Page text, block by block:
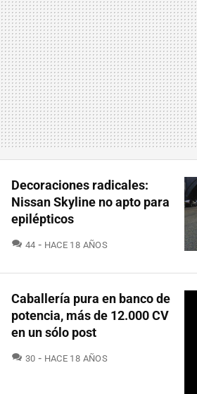
Decoraciones radicales:
Nissan Skyline no apto para
epilépticos
44 COMENTARIOS
HACE 18 AÑOS
Caballería pura en banco de
potencia, más de 12.000 CV
en un sólo post
30 COMENTARIOS
HACE 18 AÑOS